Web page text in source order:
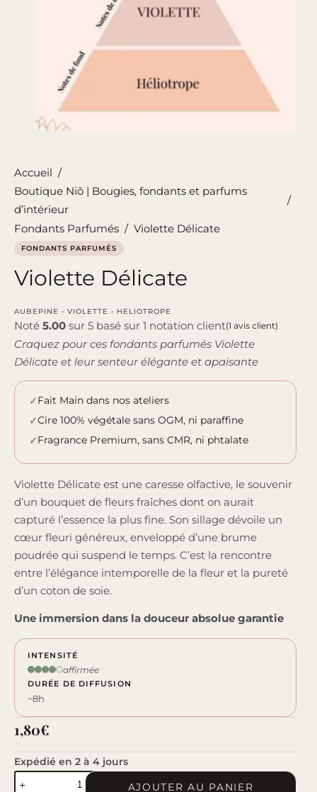
Accueil /
Boutique Niõ | Bougies, fondants et parfums
d’intérieur
/
Fondants Parfumés / Violette Délicate
FONDANTS PARFUMÉS
Violette Délicate
AUBEPINE • VIOLETTE • HELIOTROPE
Noté 5.00 sur 5 basé sur 1 notation client(1 avis client)
Craquez pour ces fondants parfumés Violette
Délicate et leur senteur élégante et apaisante
Fait Main dans nos ateliers
Cire 100% végétale sans OGM, ni paraffine
Fragrance Premium, sans CMR, ni phtalate
Violette Délicate est une caresse olfactive, le souvenir
d’un bouquet de fleurs fraîches dont on aurait
capturé l’essence la plus fine. Son sillage dévoile un
cœur fleuri généreux, enveloppé d’une brume
poudrée qui suspend le temps. C’est la rencontre
entre l’élégance intemporelle de la fleur et la pureté
d’un coton de soie.
Une immersion dans la douceur absolue garantie
INTENSITÉ
affirmée
DURÉE DE DIFFUSION
~8h
1,80€
Expédié en 2 à 4 jours
AJOUTER AU PANIER